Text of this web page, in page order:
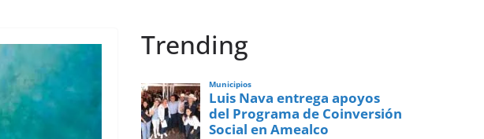
Trending
Municipios
Luis Nava entrega apoyos
del Programa de Coinversión
Social en Amealco